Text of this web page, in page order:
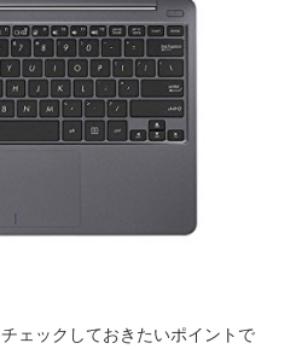
ェックしておきたいポイントで